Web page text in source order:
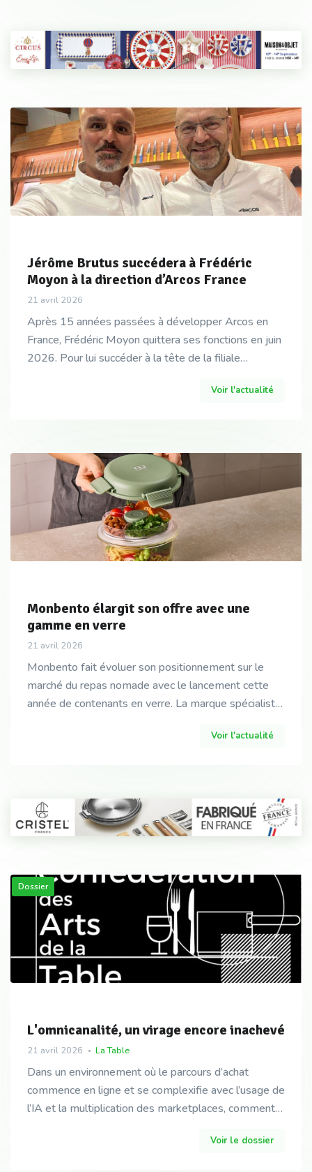
Jérôme Brutus succédera à Frédéric
Moyon à la direction d’Arcos France
21 avril 2026
Après 15 années passées à développer Arcos en
France, Frédéric Moyon quittera ses fonctions en juin
2026. Pour lui succéder à la tête de la filiale
Voir l'actualité
Monbento élargit son offre avec une
gamme en verre
21 avril 2026
Monbento fait évoluer son positionnement sur le
marché du repas nomade avec le lancement cette
année de contenants en verre. La marque spécialiste
Voir l'actualité
Dossier
L'omnicanalité, un virage encore inachevé
21 avril 2026 La Table
Dans un environnement où le parcours d’achat
commence en ligne et se complexifie avec l’usage de
l’IA et la multiplication des marketplaces, comment
Voir le dossier